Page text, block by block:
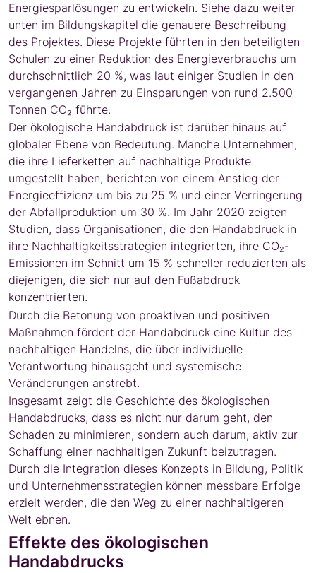
Energiesparlösungen zu entwickeln. Siehe dazu weiter
unten im Bildungskapitel die genauere Beschreibung
des Projektes. Diese Projekte führten in den beteiligten
Schulen zu einer Reduktion des Energieverbrauchs um
durchschnittlich 20 %, was laut einiger Studien in den
vergangenen Jahren zu Einsparungen von rund 2.500
Tonnen CO₂ führte.
Der ökologische Handabdruck ist darüber hinaus auf
globaler Ebene von Bedeutung. Manche Unternehmen,
die ihre Lieferketten auf nachhaltige Produkte
umgestellt haben, berichten von einem Anstieg der
Energieeffizienz um bis zu 25 % und einer Verringerung
der Abfallproduktion um 30 %. Im Jahr 2020 zeigten
Studien, dass Organisationen, die den Handabdruck in
ihre Nachhaltigkeitsstrategien integrierten, ihre CO₂-
Emissionen im Schnitt um 15 % schneller reduzierten als
diejenigen, die sich nur auf den Fußabdruck
konzentrierten.
Durch die Betonung von proaktiven und positiven
Maßnahmen fördert der Handabdruck eine Kultur des
nachhaltigen Handelns, die über individuelle
Verantwortung hinausgeht und systemische
Veränderungen anstrebt.
Insgesamt zeigt die Geschichte des ökologischen
Handabdrucks, dass es nicht nur darum geht, den
Schaden zu minimieren, sondern auch darum, aktiv zur
Schaffung einer nachhaltigen Zukunft beizutragen.
Durch die Integration dieses Konzepts in Bildung, Politik
und Unternehmensstrategien können messbare Erfolge
erzielt werden, die den Weg zu einer nachhaltigeren
Welt ebnen.
Effekte des ökologischen
Handabdrucks